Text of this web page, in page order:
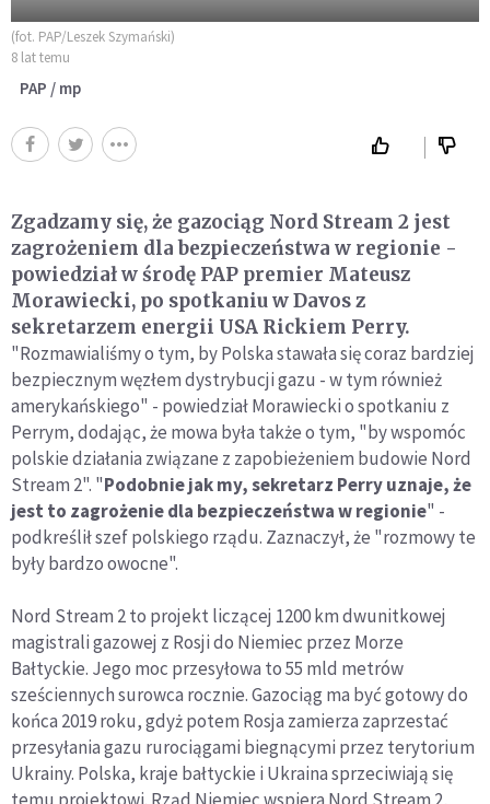
(fot. PAP/Leszek Szymański)
8 lat temu
PAP / mp
Zgadzamy się, że gazociąg Nord Stream 2 jest
zagrożeniem dla bezpieczeństwa w regionie -
powiedział w środę PAP premier Mateusz
Morawiecki, po spotkaniu w Davos z
sekretarzem energii USA Rickiem Perry.
"Rozmawialiśmy o tym, by Polska stawała się coraz bardziej
bezpiecznym węzłem dystrybucji gazu - w tym również
amerykańskiego" - powiedział Morawiecki o spotkaniu z
Perrym, dodając, że mowa była także o tym, "by wspomóc
polskie działania związane z zapobieżeniem budowie Nord
Stream 2". "Podobnie jak my, sekretarz Perry uznaje, że
jest to zagrożenie dla bezpieczeństwa w regionie" -
podkreślił szef polskiego rządu. Zaznaczył, że "rozmowy te
były bardzo owocne".
Nord Stream 2 to projekt liczącej 1200 km dwunitkowej
magistrali gazowej z Rosji do Niemiec przez Morze
Bałtyckie. Jego moc przesyłowa to 55 mld metrów
sześciennych surowca rocznie. Gazociąg ma być gotowy do
końca 2019 roku, gdyż potem Rosja zamierza zaprzestać
przesyłania gazu rurociągami biegnącymi przez terytorium
Ukrainy. Polska, kraje bałtyckie i Ukraina sprzeciwiają się